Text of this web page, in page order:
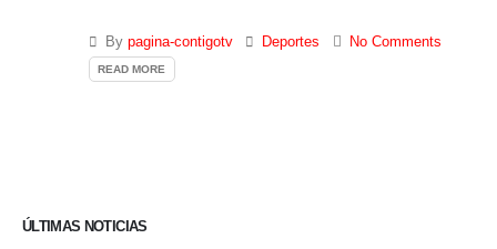
By pagina-contigotv Deportes No Comments
READ MORE
ÚLTIMAS NOTICIAS